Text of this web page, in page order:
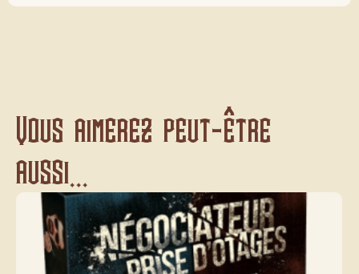
Vous aimerez peut-être
aussi...